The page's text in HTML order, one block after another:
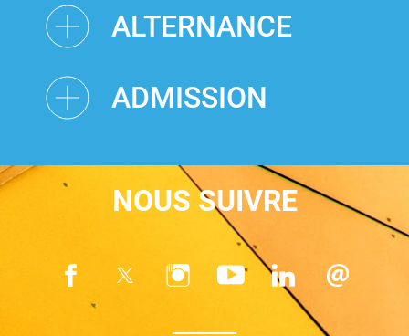
ALTERNANCE
ADMISSION
NOUS SUIVRE